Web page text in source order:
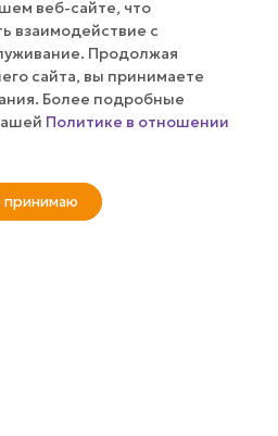
веб-сайте, что
взаимодействие с
Продолжая
сайта, вы принимаете
Более подробные
Политике в отношении
принимаю